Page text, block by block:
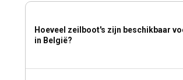
Hoeveel zeilboot's zijn beschikbaar
in België?